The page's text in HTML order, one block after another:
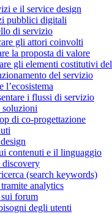
e il service design
pubblici digitali
di servizio
gli attori coinvolti
la proposta di valore
gli elementi costitutivi
del servizio
l’ecosistema
i flussi di servizio
soluzioni
di co-progettazione
contenuti e il linguaggio
discovery
(search keywords)
analytics
forum
degli utenti